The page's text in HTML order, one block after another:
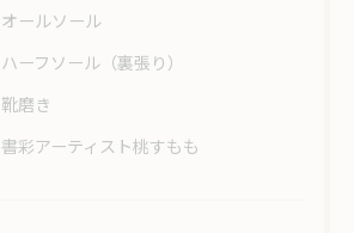
オールソール
ハーフソール（裏張り）
靴磨き
書彩アーティスト桃すもも